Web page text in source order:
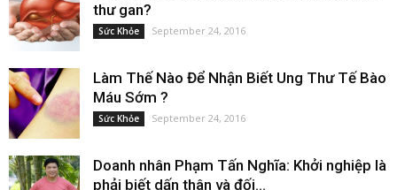
thư gan?
Sức Khỏe September 24, 2016
Làm Thế Nào Để Nhận Biết Ung Thư Tế Bào
Máu Sớm ?
Sức Khỏe September 24, 2016
Doanh nhân Phạm Tấn Nghĩa: Khởi nghiệp là
phải biết dấn thân và đối...